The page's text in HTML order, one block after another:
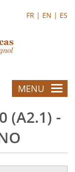
FR | EN | ES
MENU
(A2.1) -